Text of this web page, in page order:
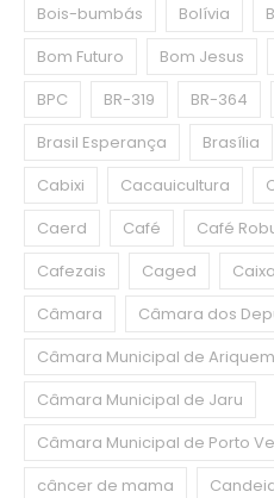
Bois-bumbás
Bolívia
Bom Futuro
Bom Jesus
BPC
BR-319 BR-364
Brasil Esperança
Brasília
Cabixi
Cacauicultura
Caerd
Café
Café
Cafezais
Caged Caixa
Câmara
Câmara dos
Câmara Municipal de
Câmara Municipal de Jaru
Câmara Municipal de Porto
câncer de mama